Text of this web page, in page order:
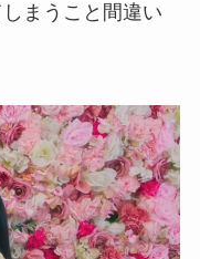
まうこと間違い